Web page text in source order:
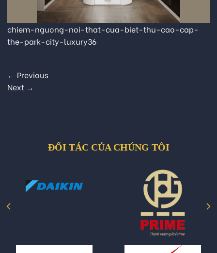
chiem-nguong-noi-that-cua-biet-thu-cao-cap-
the-park-city-luxury36
← Previous
Next →
ĐỐI TÁC CỦA CHÚNG TÔI